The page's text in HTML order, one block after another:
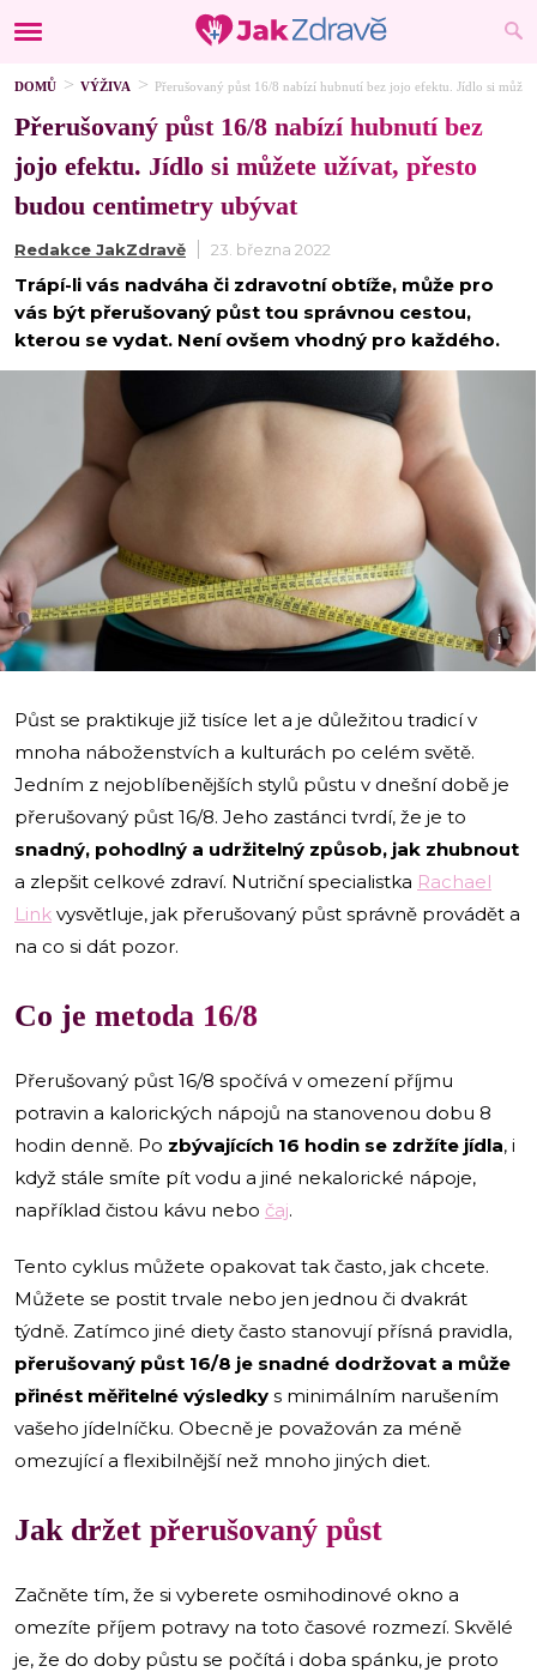
DOMŮ VÝŽIVA Přerušovaný půst 16/8 nabízí hubnutí bez jojo efektu. Jídlo si
Přerušovaný půst 16/8 nabízí hubnutí bez
jojo efektu. Jídlo si můžete užívat, přesto
budou centimetry ubývat
Redakce JakZdravě 23. března 2022
Trápí-li vás nadváha či zdravotní obtíže, může pro
vás být přerušovaný půst tou správnou cestou,
kterou se vydat. Není ovšem vhodný pro každého.
i
Půst se praktikuje již tisíce let a je důležitou tradicí v
mnoha náboženstvích a kulturách po celém světě.
Jedním z nejoblíbenějších stylů půstu v dnešní době je
přerušovaný půst 16/8. Jeho zastánci tvrdí, že je to
snadný, pohodlný a udržitelný způsob, jak zhubnout
a zlepšit celkové zdraví. Nutriční specialistka Rachael
Link vysvětluje, jak přerušovaný půst správně provádět a
na co si dát pozor.
Co je metoda 16/8
Přerušovaný půst 16/8 spočívá v omezení příjmu
potravin a kalorických nápojů na stanovenou dobu 8
hodin denně. Po zbývajících 16 hodin se zdržíte jídla, i
když stále smíte pít vodu a jiné nekalorické nápoje,
například čistou kávu nebo čaj.
Tento cyklus můžete opakovat tak často, jak chcete.
Můžete se postit trvale nebo jen jednou či dvakrát
týdně. Zatímco jiné diety často stanovují přísná pravidla,
přerušovaný půst 16/8 je snadné dodržovat a může
přinést měřitelné výsledky s minimálním narušením
vašeho jídelníčku. Obecně je považován za méně
omezující a flexibilnější než mnoho jiných diet.
Jak držet přerušovaný půst
Začněte tím, že si vyberete osmihodinové okno a
omezíte příjem potravy na toto časové rozmezí. Skvělé
je, že do doby půstu se počítá i doba spánku, je proto